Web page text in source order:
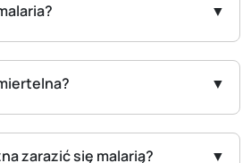
zarazić się malarią?